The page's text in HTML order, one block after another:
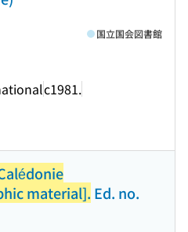
c1981.
国立国会図書館
material]. Ed. no.